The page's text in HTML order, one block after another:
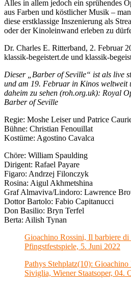
Alles in allem jedoch ein sprühendes
aus Farben und köstlicher Musik –
diese erstklassige Inszenierung als
oder der Kinoleinwand erleben zu
Dr. Charles E. Ritterband, 2. Februar
klassik-begeistert.de und klassik-
Dieser „Barber of Seville“ ist als live
und am 19. Februar in Kinos weltweit
daheim zu sehen (roh.org.uk): Royal
Barber of Seville
Regie: Moshe Leiser und Patrice
Bühne: Christian Fenouillat
Kostüme: Agostino Cavalca
Chöre: William Spaulding
Dirigent: Rafael Payare
Figaro: Andrzej Filonczyk
Rosina: Aigul Akhmetshina
Graf Almaviva/Lindoro: Lawrence
Dottor Bartolo: Fabio Capitanucci
Don Basilio: Bryn Terfel
Berta: Ailish Tynan
Gioachino Rossini, Il barbiere
Pfingstfestspiele, 5. Juni 2022
Pathys Stehplatz(10):
Siviglia, Wiener Staatsoper, 04.